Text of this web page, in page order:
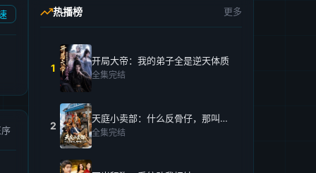
热播榜 更多
1
开局大帝：我的弟子全是逆天体质
全集完结
2
天庭小卖部：什么反骨仔，那叫打工仔！
全集完结